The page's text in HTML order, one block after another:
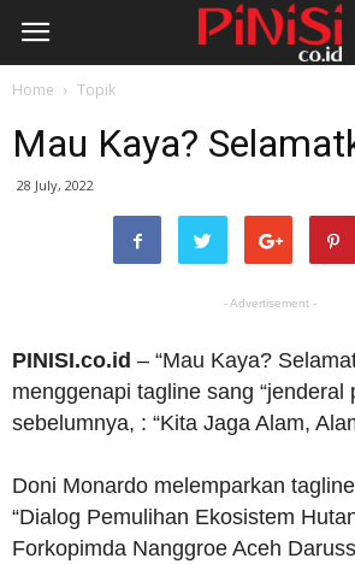
Home Topik
Mau Kaya?
28 July, 2022
- Advertisement -
PINISI.co.id – “Mau Kaya?
menggenapi tagline sang “jenderal
sebelumnya, : “Kita Jaga Alam,
Doni Monardo melemparkan
“Dialog Pemulihan Ekosistem
Forkopimda Nanggroe Aceh